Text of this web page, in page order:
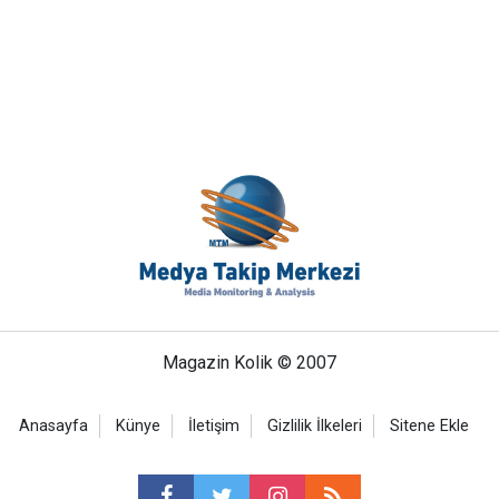
Magazin Kolik © 2007
Anasayfa Künye İletişim Gizlilik İlkeleri Sitene Ekle